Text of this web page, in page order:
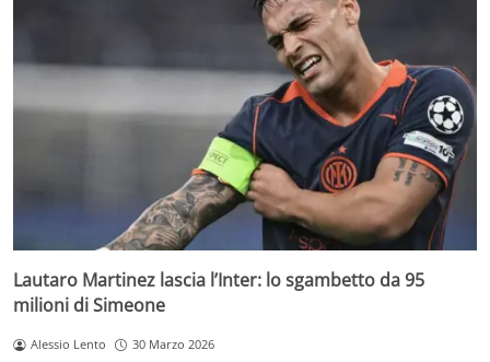
Lautaro Martinez lascia l’Inter: lo sgambetto da 95
milioni di Simeone
Alessio Lento 30 Marzo 2026